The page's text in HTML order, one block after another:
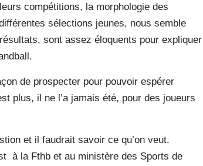
compétitions, la morphologie des
sélections jeunes, nous semble
sont assez éloquents pour expliquer
de prospecter pour pouvoir espérer
plus, il ne l’a jamais été, pour des joueurs
et il faudrait savoir ce qu’on veut.
à la Fthb et au ministère des Sports de